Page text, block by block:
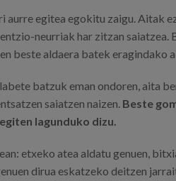
aurre egitea egokitu zaigu. Aitak
neurriak har zitzan saiatzea.
beste aldaera batek eragindako
batzuk eman ondoren, aita
saiatzen naizen. Beste
lagunduko dizu.
etxeko atea aldatu genuen,
dirua eskatzeko deitzen